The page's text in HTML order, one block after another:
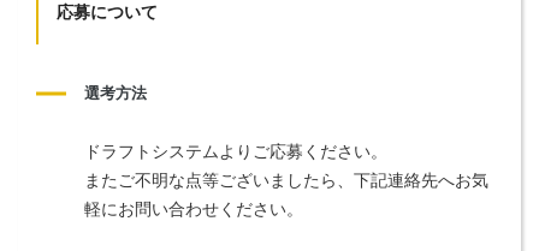
応募について
選考方法
ドラフトシステムよりご応募ください。
またご不明な点等ございましたら、下記連絡先へお気
軽にお問い合わせください。